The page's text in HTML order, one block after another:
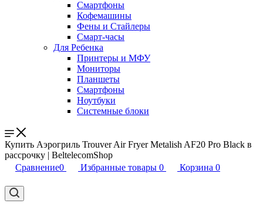
Смартфоны
Кофемашины
Фены и Стайлеры
Смарт-часы
Для Ребенка
Принтеры и МФУ
Мониторы
Планшеты
Смартфоны
Ноутбуки
Системные блоки
Купить Аэрогриль Trouver Air Fryer Metalish AF20 Pro Black в
рассрочку | BeltelecomShop
Сравнение0 Избранные товары 0 Корзина 0